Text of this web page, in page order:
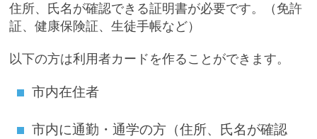
住所、氏名が確認できる証明書が必要です。（免許
証、健康保険証、生徒手帳など）
以下の方は利用者カードを作ることができます。
市内在住者
市内に通勤・通学の方（住所、氏名が確認